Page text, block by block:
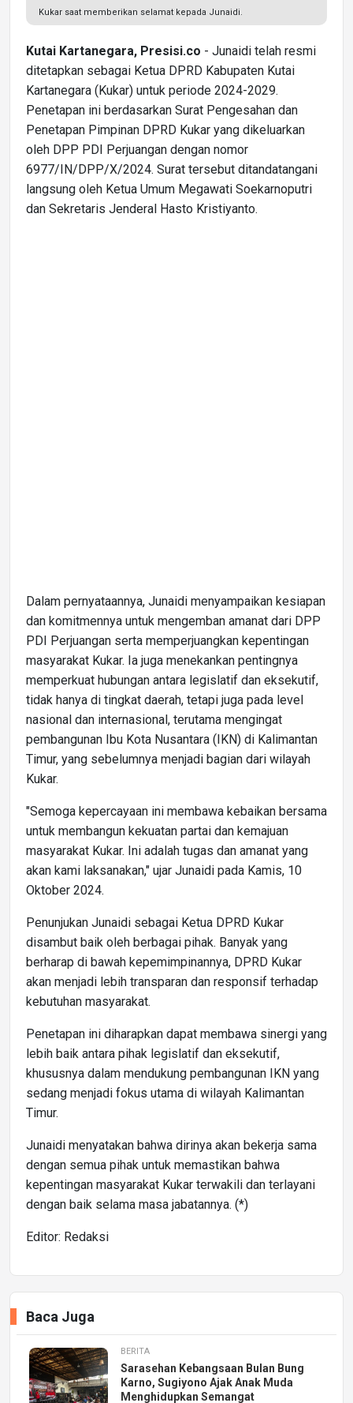
Kukar saat memberikan selamat kepada Junaidi.
Kutai Kartanegara, Presisi.co - Junaidi telah resmi
ditetapkan sebagai Ketua DPRD Kabupaten Kutai
Kartanegara (Kukar) untuk periode 2024-2029.
Penetapan ini berdasarkan Surat Pengesahan dan
Penetapan Pimpinan DPRD Kukar yang dikeluarkan
oleh DPP PDI Perjuangan dengan nomor
6977/IN/DPP/X/2024. Surat tersebut ditandatangani
langsung oleh Ketua Umum Megawati Soekarnoputri
dan Sekretaris Jenderal Hasto Kristiyanto.
Dalam pernyataannya, Junaidi menyampaikan kesiapan
dan komitmennya untuk mengemban amanat dari DPP
PDI Perjuangan serta memperjuangkan kepentingan
masyarakat Kukar. Ia juga menekankan pentingnya
memperkuat hubungan antara legislatif dan eksekutif,
tidak hanya di tingkat daerah, tetapi juga pada level
nasional dan internasional, terutama mengingat
pembangunan Ibu Kota Nusantara (IKN) di Kalimantan
Timur, yang sebelumnya menjadi bagian dari wilayah
Kukar.
"Semoga kepercayaan ini membawa kebaikan bersama
untuk membangun kekuatan partai dan kemajuan
masyarakat Kukar. Ini adalah tugas dan amanat yang
akan kami laksanakan," ujar Junaidi pada Kamis, 10
Oktober 2024.
Penunjukan Junaidi sebagai Ketua DPRD Kukar
disambut baik oleh berbagai pihak. Banyak yang
berharap di bawah kepemimpinannya, DPRD Kukar
akan menjadi lebih transparan dan responsif terhadap
kebutuhan masyarakat.
Penetapan ini diharapkan dapat membawa sinergi yang
lebih baik antara pihak legislatif dan eksekutif,
khususnya dalam mendukung pembangunan IKN yang
sedang menjadi fokus utama di wilayah Kalimantan
Timur.
Junaidi menyatakan bahwa dirinya akan bekerja sama
dengan semua pihak untuk memastikan bahwa
kepentingan masyarakat Kukar terwakili dan terlayani
dengan baik selama masa jabatannya. (*)
Editor: Redaksi
Baca Juga
BERITA
Sarasehan Kebangsaan Bulan Bung
Karno, Sugiyono Ajak Anak Muda
Menghidupkan Semangat